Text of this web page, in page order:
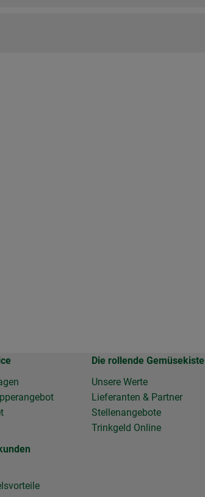
Die rollende Gemüsekiste
Unsere Werte
Lieferanten & Partner
Stellenangebote
Trinkgeld Online